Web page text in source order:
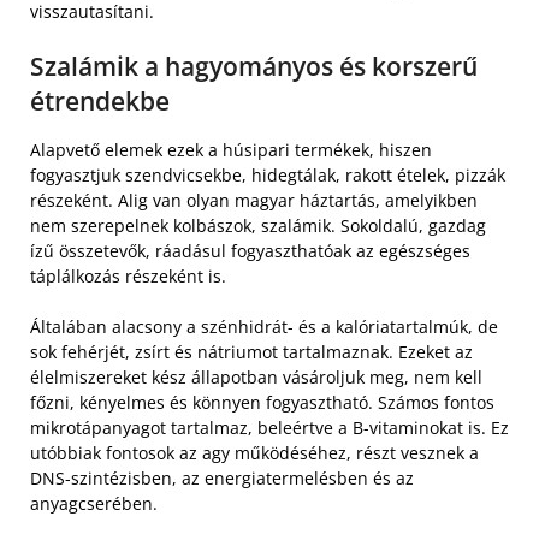
visszautasítani.
Szalámik a hagyományos és korszerű
étrendekbe
Alapvető elemek ezek a húsipari termékek, hiszen
fogyasztjuk szendvicsekbe, hidegtálak, rakott ételek, pizzák
részeként. Alig van olyan magyar háztartás, amelyikben
nem szerepelnek kolbászok, szalámik. Sokoldalú, gazdag
ízű összetevők, ráadásul fogyaszthatóak az egészséges
táplálkozás részeként is.
Általában alacsony a szénhidrát- és a kalóriatartalmúk, de
sok fehérjét, zsírt és nátriumot tartalmaznak. Ezeket az
élelmiszereket kész állapotban vásároljuk meg, nem kell
főzni, kényelmes és könnyen fogyasztható. Számos fontos
mikrotápanyagot tartalmaz, beleértve a B-vitaminokat is. Ez
utóbbiak fontosok az agy működéséhez, részt vesznek a
DNS-szintézisben, az energiatermelésben és az
anyagcserében.